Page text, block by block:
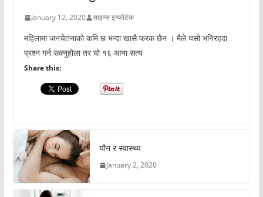
January 12, 2020 साइन्स इन्फोटेक
महिलामा जनचेतनाको कमि छ भन्दा खासै फरक छैन । मैले यसो भनिरहदा
प्रश्न गर्न सक्नुहोला तर यो १६ आना सत्य
Share this:
यौन र स्वास्थ्य
January 2, 2020